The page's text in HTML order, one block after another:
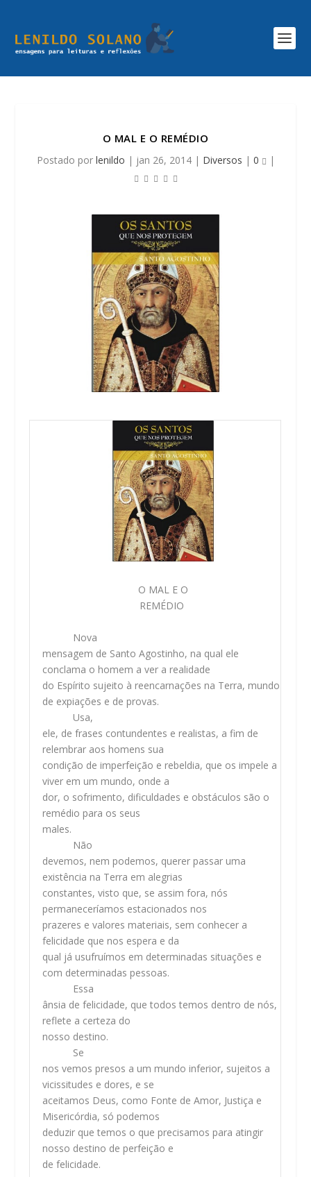
O MAL E O REMÉDIO
Postado por lenildo | jan 26, 2014| Diversos | 0 |
O MAL E O
REMÉDIO
Nova
mensagem de Santo Agostinho, na qual ele
conclama o homem a ver a realidade
do Espírito sujeito à reencarnações na Terra, mundo
de expiações e de provas.
Usa,
ele, de frases contundentes e realistas, a fim de
relembrar aos homens sua
condição de imperfeição e rebeldia, que os impele a
viver em um mundo, onde a
dor, o sofrimento, dificuldades e obstáculos são o
remédio para os seus
males.
Não
devemos, nem podemos, querer passar uma
existência na Terra em alegrias
constantes, visto que, se assim fora, nós
permaneceríamos estacionados nos
prazeres e valores materiais, sem conhecer a
felicidade que nos espera e da
qual já usufruímos em determinadas situações e
com determinadas pessoas.
Essa
ânsia de felicidade, que todos temos dentro de nós,
reflete a certeza do
nosso destino.
Se
nos vemos presos a um mundo inferior, sujeitos a
vicissitudes e dores, e se
aceitamos Deus, como Fonte de Amor, Justiça e
Misericórdia, só podemos
deduzir que temos o que precisamos para atingir
nosso destino de perfeição e
de felicidade.